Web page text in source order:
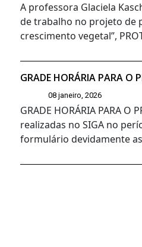
A professora Glaciela
de trabalho no projeto de
crescimento vegetal”,
GRADE HORÁRIA PARA O
08 janeiro, 2026
GRADE HORÁRIA PARA O
realizadas no SIGA no
formulário devidamente